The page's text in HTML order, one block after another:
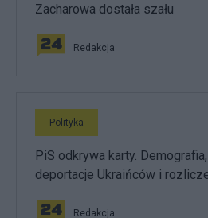
Zacharowa dostała szału
Redakcja
Polityka
PiS odkrywa karty.
deportacje Ukraińców i
Redakcja